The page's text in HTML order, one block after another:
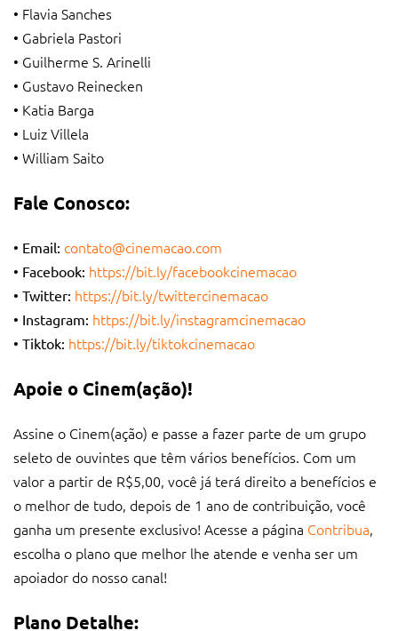
• Flavia Sanches
• Gabriela Pastori
• Guilherme S. Arinelli
• Gustavo Reinecken
• Katia Barga
• Luiz Villela
• William Saito
Fale Conosco:
• Email: contato@cinemacao.com
• Facebook: https://bit.ly/facebookcinemacao
• Twitter: https://bit.ly/twittercinemacao
• Instagram: https://bit.ly/instagramcinemacao
• Tiktok: https://bit.ly/tiktokcinemacao
Apoie o Cinem(ação)!
Assine o Cinem(ação) e passe a fazer parte de um grupo
seleto de ouvintes que têm vários benefícios. Com um
valor a partir de R$5,00, você já terá direito a benefícios e
o melhor de tudo, depois de 1 ano de contribuição, você
ganha um presente exclusivo! Acesse a página Contribua,
escolha o plano que melhor lhe atende e venha ser um
apoiador do nosso canal!
Plano Detalhe: